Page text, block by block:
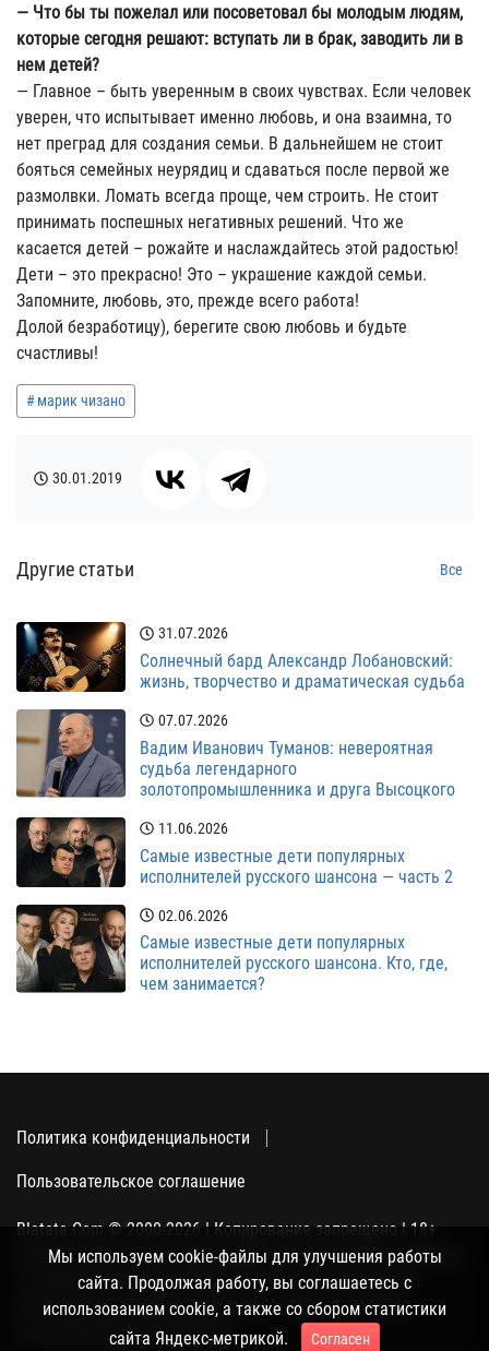
— Что бы ты пожелал или посоветовал бы молодым людям,
которые сегодня решают: вступать ли в брак, заводить ли в
нем детей?
— Главное – быть уверенным в своих чувствах. Если человек
уверен, что испытывает именно любовь, и она взаимна, то
нет преград для создания семьи. В дальнейшем не стоит
бояться семейных неурядиц и сдаваться после первой же
размолвки. Ломать всегда проще, чем строить. Не стоит
принимать поспешных негативных решений. Что же
касается детей – рожайте и наслаждайтесь этой радостью!
Дети – это прекрасно! Это – украшение каждой семьи.
Запомните, любовь, это, прежде всего работа!
Долой безработицу), берегите свою любовь и будьте
счастливы!
марик чизано
30.01.2019
Другие статьи Все
31.07.2026
Солнечный бард Александр Лобановский:
жизнь, творчество и драматическая судьба
07.07.2026
Вадим Иванович Туманов: невероятная
судьба легендарного
золотопромышленника и друга Высоцкого
11.06.2026
Самые известные дети популярных
исполнителей русского шансона — часть 2
02.06.2026
Самые известные дети популярных
исполнителей русского шансона. Кто, где,
чем занимается?
Политика конфиденциальности
Пользовательское соглашение
Blatata.Com © 2000-2026 | Копирование запрещено | 18+
Использование сайта подразумевает ваше полное согласие
с политикой конфиденциальности, пользовательским
соглашением и поддержкой куки, а также со сбором
статистики Яндекс-метрикой.
Мы используем cookie-файлы для улучшения работы
сайта. Продолжая работу, вы соглашаетесь с
использованием cookie, а также со сбором статистики
сайта Яндекс-метрикой.
Согласен